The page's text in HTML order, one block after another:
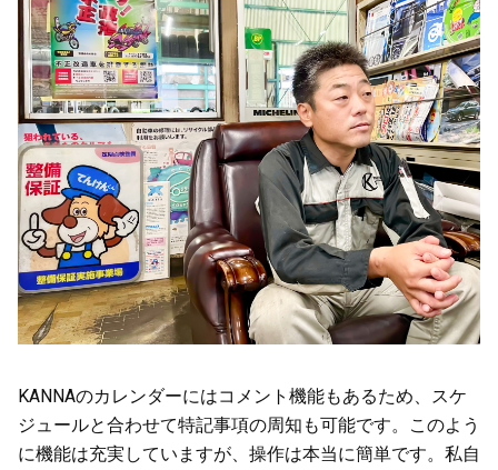
KANNAのカレンダーにはコメント機能もあるため、スケ
ジュールと合わせて特記事項の周知も可能です。このよう
に機能は充実していますが、操作は本当に簡単です。私自